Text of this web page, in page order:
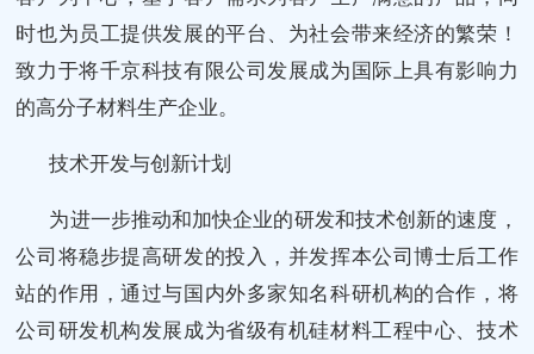
时也为员工提供发展的平台、为社会带来经济的繁荣！
致力于将千京科技有限公司发展成为国际上具有影响力
的高分子材料生产企业。
技术开发与创新计划
为进一步推动和加快企业的研发和技术创新的速度，
公司将稳步提高研发的投入，并发挥本公司博士后工作
站的作用，通过与国内外多家知名科研机构的合作，将
公司研发机构发展成为省级有机硅材料工程中心、技术